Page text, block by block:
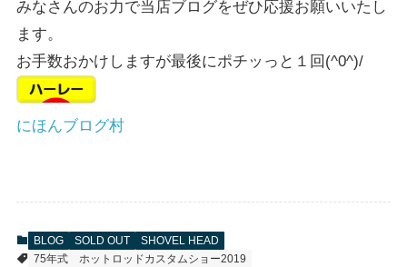
みなさんのお力で当店ブログをぜひ応援お願いいたし
ます。
お手数おかけしますが最後にポチッっと１回(^0^)/
にほんブログ村
BLOG SOLD OUT
SHOVEL HEAD
75年式
ホットロッドカスタムショー2019